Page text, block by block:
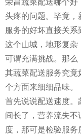
头疼的问题。毕竟
服务的好坏直接关
这个山城，地形复杂
可谓充满挑战。那么
其蔬菜配送服务究竟
个方面来细细品味。
首先说说配送速度。
间长了，营养流失
度，那可是检验服